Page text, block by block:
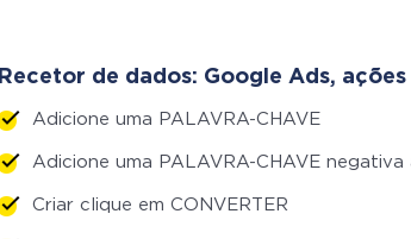
Recetor de dados: Google Ads,
Adicione uma PALAVRA-CHAVE
Adicione uma PALAVRA-CHAVE negativa
Criar clique em CONVERTER